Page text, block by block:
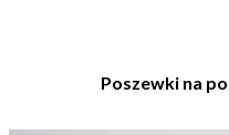
Poszewki na